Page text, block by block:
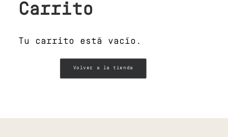
SERVICIOS
NOSOTROS
CONTACTO
Carrito
Tu carrito está vacío.
Volver a la tienda